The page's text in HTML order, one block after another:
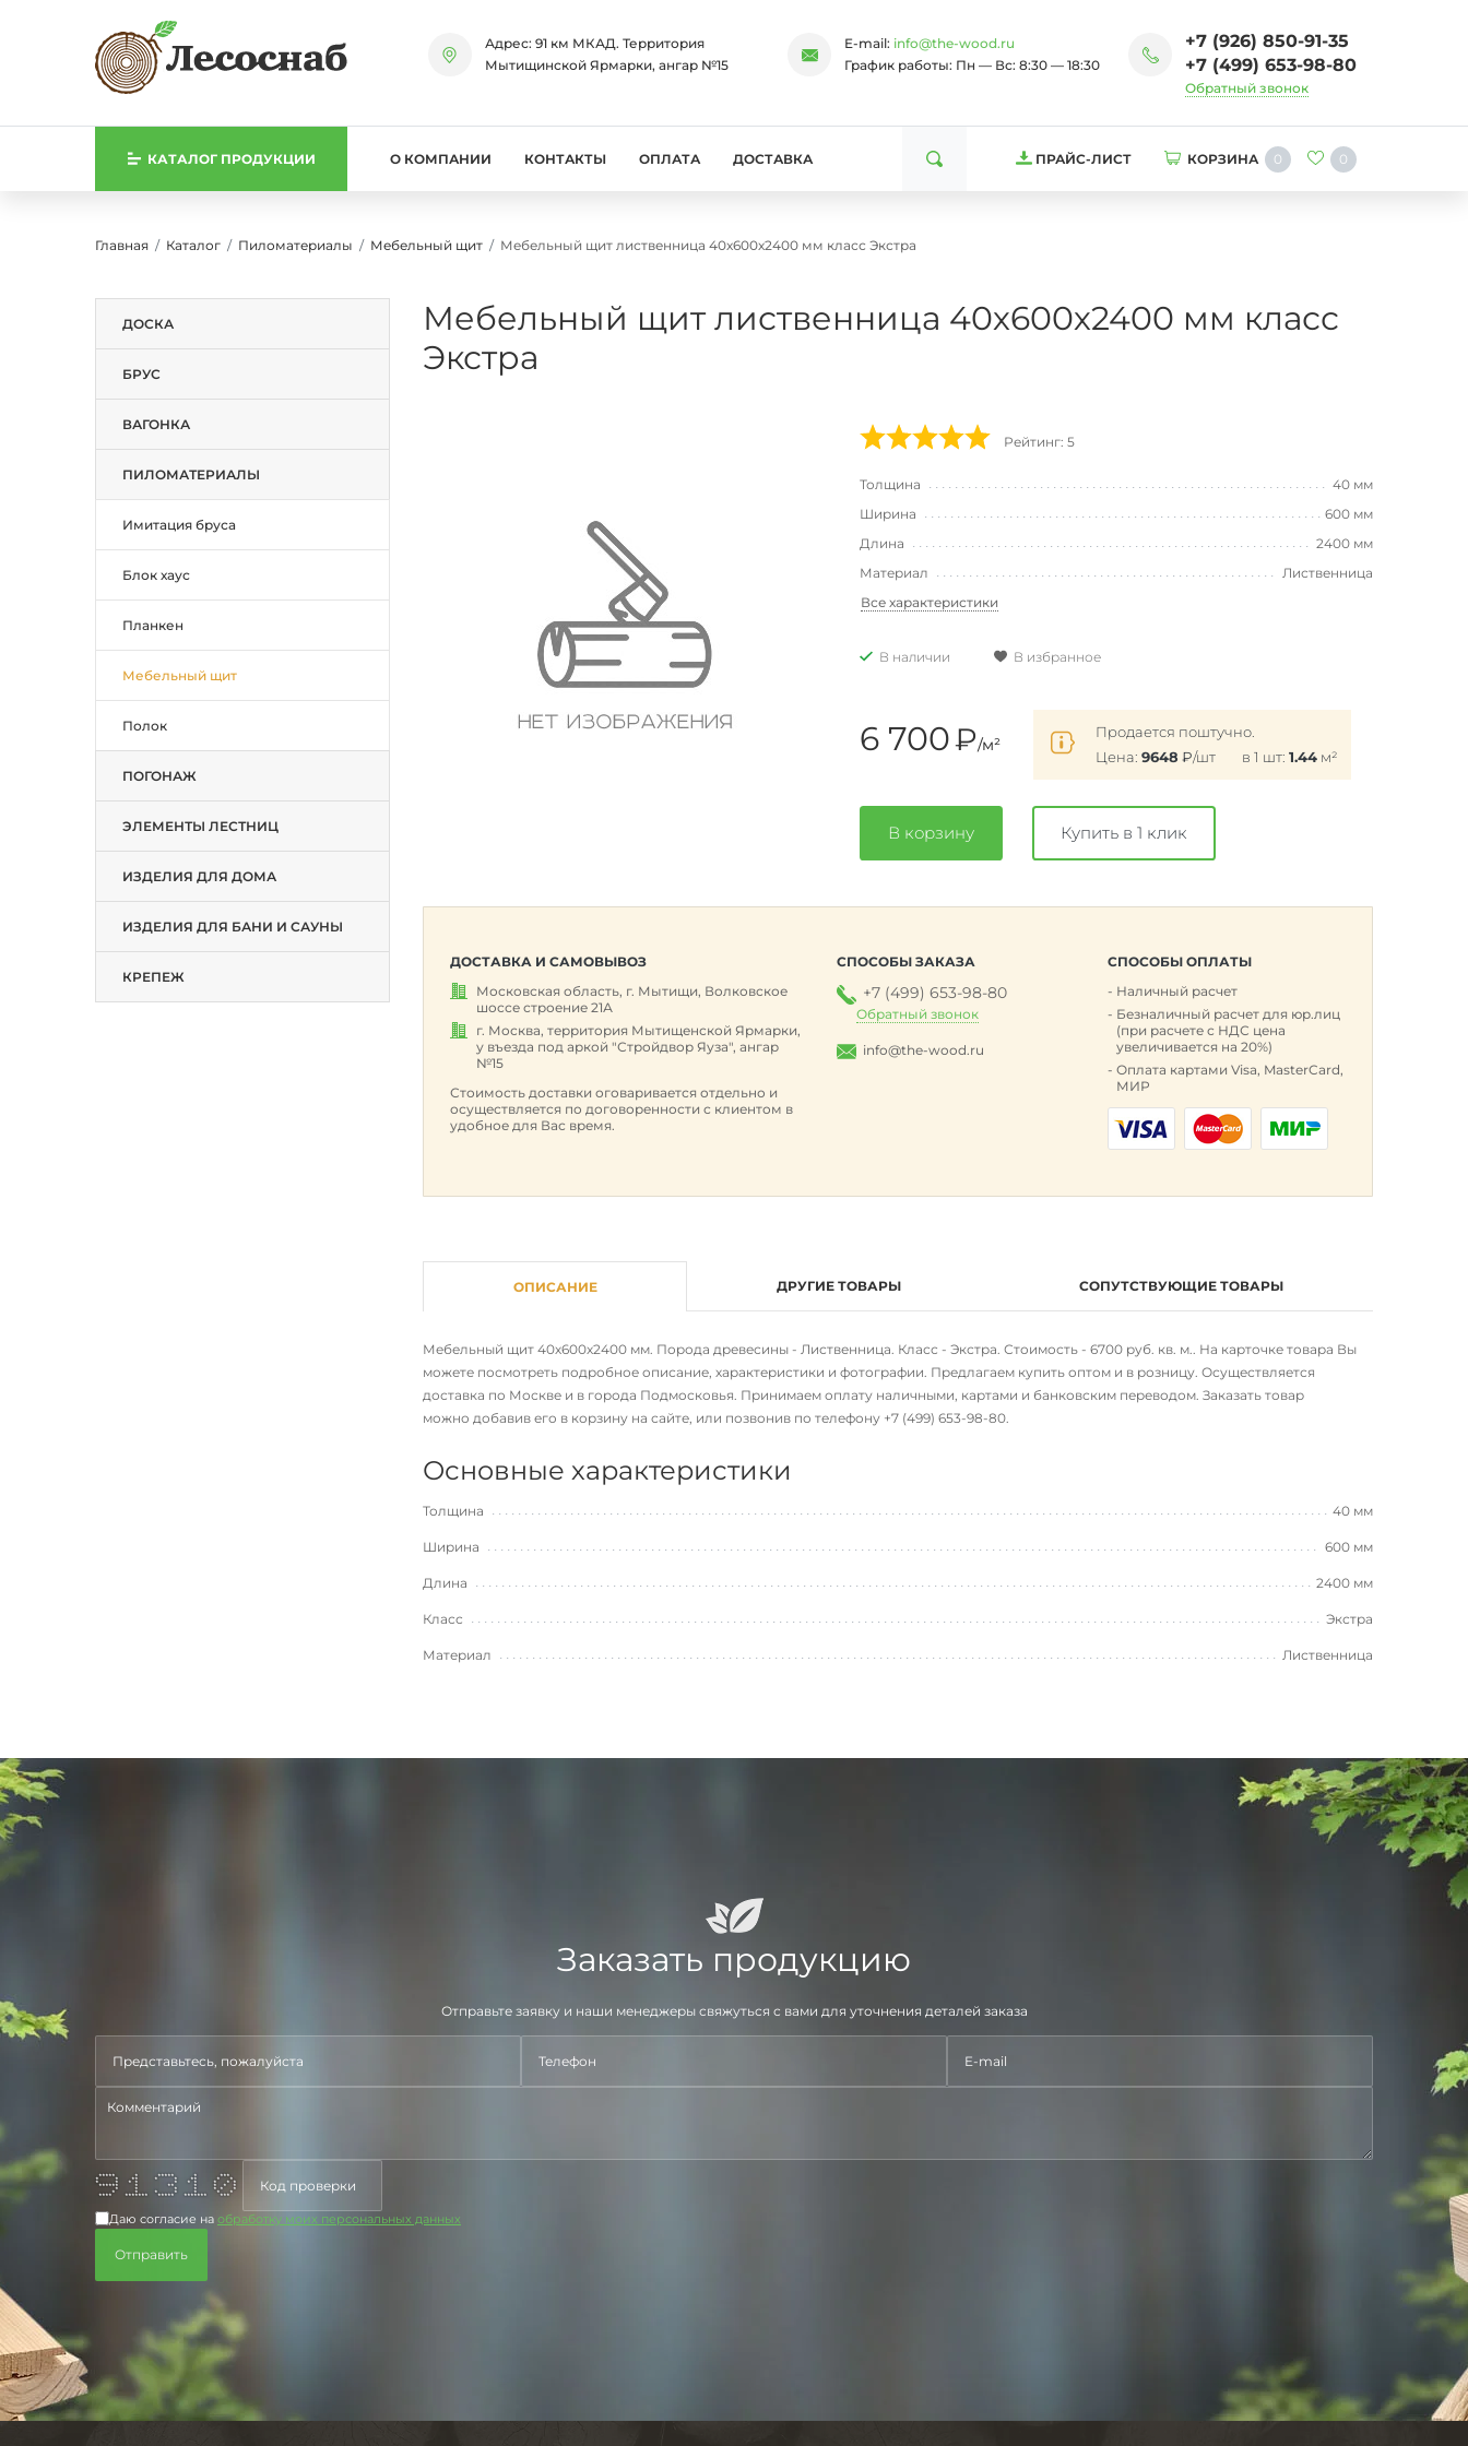
Адрес: 91 км МКАД. Территория
Мытищинской Ярмарки, ангар №15
E-mail: info@the-wood.ru
График работы: Пн — Вс: 8:30 — 18:30
+7 (926) 850-91-35
+7 (499) 653-98-80
Обратный звонок
КАТАЛОГ ПРОДУКЦИИ О КОМПАНИИ КОНТАКТЫ ОПЛАТА ДОСТАВКА ПРАЙС-ЛИСТ КОРЗИНА 0 0
Главная Каталог Пиломатериалы Мебельный щит Мебельный щит лиственница 40х600х2400 мм класс Экстра
ДОСКА
БРУС
ВАГОНКА
ПИЛОМАТЕРИАЛЫ
Имитация бруса
Блок хаус
Планкен
Мебельный щит
Полок
ПОГОНАЖ
ЭЛЕМЕНТЫ ЛЕСТНИЦ
ИЗДЕЛИЯ ДЛЯ ДОМА
ИЗДЕЛИЯ ДЛЯ БАНИ И САУНЫ
КРЕПЕЖ
Мебельный щит лиственница 40х600х2400 мм класс
Экстра
Рейтинг: 5
Толщина
40 мм
Ширина
600 мм
Длина
2400 мм
Материал
Лиственница
Все характеристики
В наличии В избранное
6 700₽/м²
Продается поштучно.
Цена: 9648 ₽/шт в 1 шт: 1.44 м²
В корзину Купить в 1 клик
ДОСТАВКА И САМОВЫВОЗ
Московская область, г. Мытищи, Волковское
шоссе строение 21А
г. Москва, территория Мытищенской Ярмарки,
у въезда под аркой "Стройдвор Яуза", ангар
№15
Стоимость доставки оговаривается отдельно и
осуществляется по договоренности с клиентом в
удобное для Вас время.
СПОСОБЫ ЗАКАЗА
+7 (499) 653-98-80
Обратный звонок
info@the-wood.ru
СПОСОБЫ ОПЛАТЫ
Наличный расчет
Безналичный расчет для юр.лиц
(при расчете с НДС цена
увеличивается на 20%)
Оплата картами Visa, MasterCard,
МИР
ОПИСАНИЕ
Мебельный щит 40х600х2400 мм. Порода древесины - Лиственница. Класс - Экстра. Стоимость - 6700 руб. кв. м.. На карточке товара Вы
можете посмотреть подробное описание, характеристики и фотографии. Предлагаем купить оптом и в розницу. Осуществляется
доставка по Москве и в города Подмосковья. Принимаем оплату наличными, картами и банковским переводом. Заказать товар
можно добавив его в корзину на сайте, или позвонив по телефону +7 (499) 653-98-80.
Основные характеристики
Толщина 40 мм
Ширина 600 мм
Длина 2400 мм
Класс Экстра
Материал Лиственница
ДРУГИЕ ТОВАРЫ СОПУТСТВУЮЩИЕ ТОВАРЫ
Заказать продукцию
Отправьте заявку и наши менеджеры свяжуться с вами для уточнения деталей заказа
***** * ***** * ***
* * ** * * ** * *
* * * * * * * * * *
****** * ** * * * *
* * * * * * *
* * * * * * *
**** ******* ***** ******* ***
Даю согласие на обработку моих персональных данных